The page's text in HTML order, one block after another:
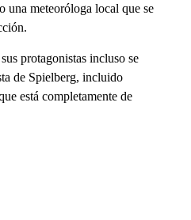
meteoróloga local que se
protagonistas incluso se
de Spielberg, incluido
está completamente de